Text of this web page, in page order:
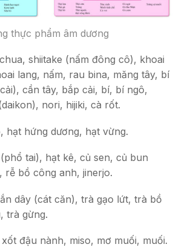
thực phẩm âm dương
shiitake (nấm đông cô), khoai
lang, nấm, rau bina, măng tây, bí
cần tây, bắp cải, bí, bí ngô,
nori, hijiki, cà rốt.
hạt hứng dương, hạt vừng.
tai), hạt kê, củ sen, củ bun
rễ bồ công anh, jinerjo.
dây (cát căn), trà gạo lứt, trà bồ
trà gừng.
đậu nành, miso, mơ muối, muối.